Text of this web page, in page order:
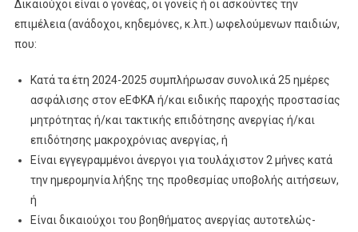
Δικαιούχοι είναι ο γονέας, οι γονείς ή οι ασκούντες την
επιμέλεια (ανάδοχοι, κηδεμόνες, κ.λπ.) ωφελούμενων παιδιών,
που:
Κατά τα έτη 2024-2025 συμπλήρωσαν συνολικά 25 ημέρες
ασφάλισης στον eEΦΚΑ ή/και ειδικής παροχής προστασίας
μητρότητας ή/και τακτικής επιδότησης ανεργίας ή/και
επιδότησης μακροχρόνιας ανεργίας, ή
Είναι εγγεγραμμένοι άνεργοι για τουλάχιστον 2 μήνες κατά
την ημερομηνία λήξης της προθεσμίας υποβολής αιτήσεων,
ή
Είναι δικαιούχοι του βοηθήματος ανεργίας αυτοτελώς-